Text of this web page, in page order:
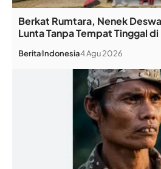
Berkat Rumtara, Nenek
Lunta Tanpa Tempat Tinggal di
BeritaIndonesia4 Agu 2026